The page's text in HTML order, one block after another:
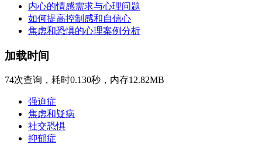
内心的情感需求与心理问题
如何提高控制感和自信心
焦虑和恐惧的心理案例分析
加载时间
74次查询，耗时0.130秒，内存12.82MB
强迫症
焦虑和疑病
社交恐惧
抑郁症